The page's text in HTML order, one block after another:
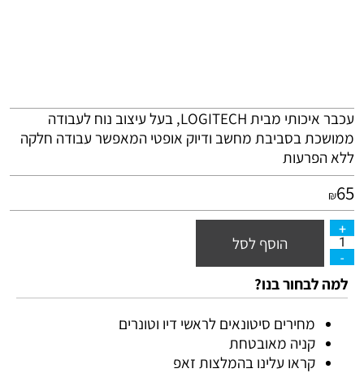
עכבר איכותי מבית LOGITECH, בעל עיצוב נוח לעבודה
ממושכת בסביבת מחשב ודיוק אופטי המאפשר עבודה חלקה
ללא הפרעות
₪65
הוסף לסל
למה לבחור בנו?
מחירים סיטונאים לראשי דיו וטונרים
קניה מאובטחת
קראו עלינו בהמלצות זאפ